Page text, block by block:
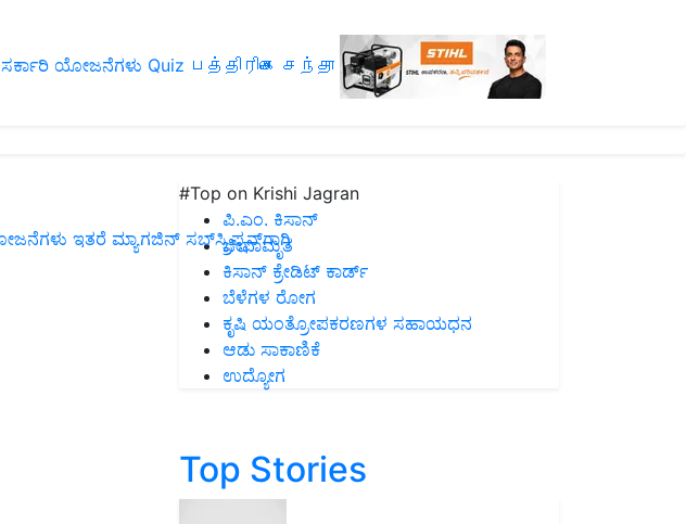
ಸರ್ಕಾರಿ ಯೋಜನೆಗಳು Quiz பத்திரிகை சந்தா
ಇತರೆ ಮ್ಯಾಗಜಿನ್‌ ಸಬ್‌ಸ್ಕ್ರಿಪ್ಷನ್‌ಗಾಗಿ
#Top on Krishi Jagran
ಪಿ.ಎಂ. ಕಿಸಾನ್
ಜೀವಾಮೃತ
ಕಿಸಾನ್ ಕ್ರೇಡಿಟ್ ಕಾರ್ಡ್
ಬೆಳೆಗಳ ರೋಗ
ಕೃಷಿ ಯಂತ್ರೋಪಕರಣಗಳ ಸಹಾಯಧನ
ಆಡು ಸಾಕಾಣಿಕೆ
ಉದ್ಯೋಗ
Top Stories